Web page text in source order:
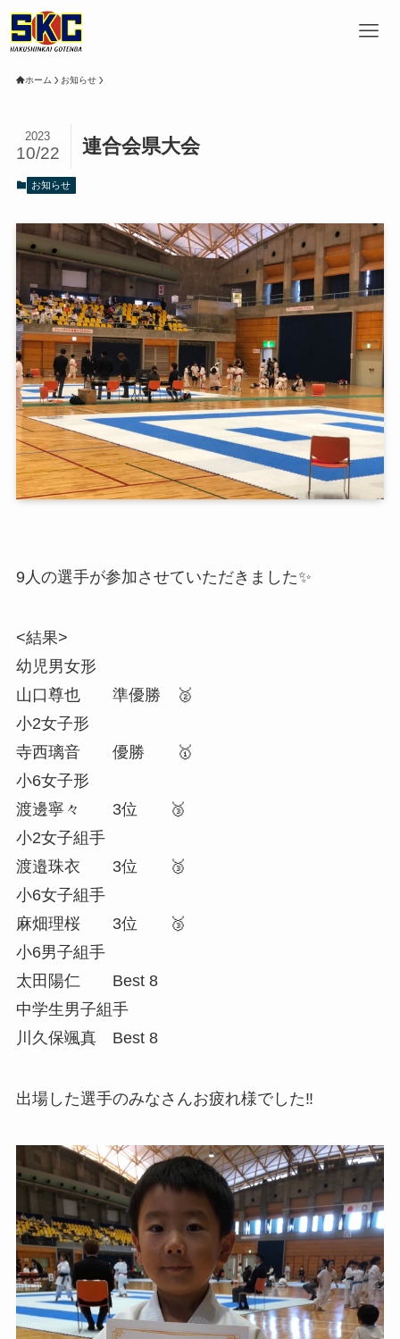
ホーム お知らせ
連合会県大会
2023
10/22
お知らせ
9人の選手が参加させていただきました✨
<結果>
幼児男女形
山口尊也 準優勝 🥈
小2女子形
寺西璃音 優勝 🥇
小6女子形
渡邊寧々 3位 🥉
小2女子組手
渡邉珠衣 3位 🥉
小6女子組手
麻畑理桜 3位 🥉
小6男子組手
太田陽仁 Best 8
中学生男子組手
川久保颯真 Best 8
出場した選手のみなさんお疲れ様でした‼️